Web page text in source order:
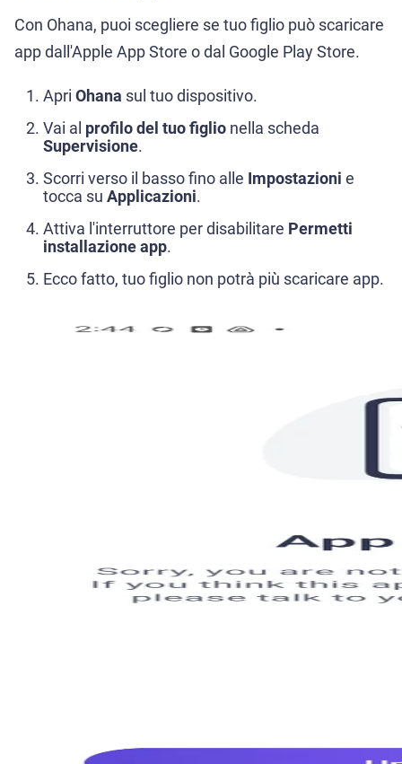
Con Ohana, puoi scegliere se tuo figlio può scaricare
app dall'Apple App Store o dal Google Play Store.
Apri Ohana sul tuo dispositivo.
Vai al profilo del tuo figlio nella scheda
Supervisione.
Scorri verso il basso fino alle Impostazioni e
tocca su Applicazioni.
Attiva l'interruttore per disabilitare Permetti
installazione app.
Ecco fatto, tuo figlio non potrà più scaricare app.